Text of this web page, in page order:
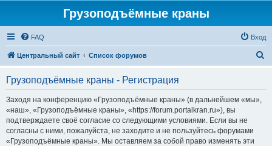
Грузоподъёмные краны
FAQ Вход
Центральный сайт Список форумов
Грузоподъёмные краны - Регистрация
Заходя на конференцию «Грузоподъёмные краны» (в дальнейшем «мы»,
«наш», «Грузоподъёмные краны», «https://forum.portalkran.ru»), вы
подтверждаете своё согласие со следующими условиями. Если вы не
согласны с ними, пожалуйста, не заходите и не пользуйтесь форумами
«Грузоподъёмные краны». Мы оставляем за собой право изменять эти